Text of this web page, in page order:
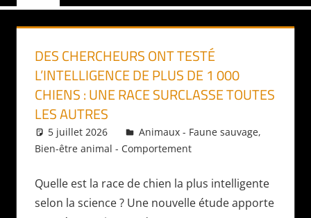
DES CHERCHEURS ONT TESTÉ
L’INTELLIGENCE DE PLUS DE 1 000
CHIENS : UNE RACE SURCLASSE TOUTES
LES AUTRES
5 juillet 2026 Daniel
Animaux - Faune sauvage,
Bien-être animal - Comportement
Quelle est la race de chien la plus intelligente
selon la science ? Une nouvelle étude apporte